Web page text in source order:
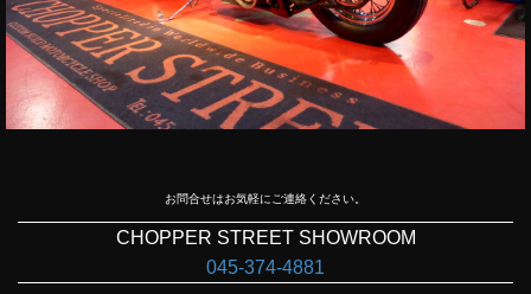
お問合せはお気軽にご連絡ください。
CHOPPER STREET SHOWROOM
045-374-4881